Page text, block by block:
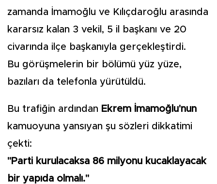
zamanda İmamoğlu ve Kılıçdaroğlu arasında
kararsız kalan 3 vekil, 5 il başkanı ve 20
civarında ilçe başkanıyla gerçekleştirdi.
Bu görüşmelerin bir bölümü yüz yüze,
bazıları da telefonla yürütüldü.
Bu trafiğin ardından Ekrem İmamoğlu'nun
kamuoyuna yansıyan şu sözleri dikkatimi
çekti:
"Parti kurulacaksa 86 milyonu kucaklayacak
bir yapıda olmalı."